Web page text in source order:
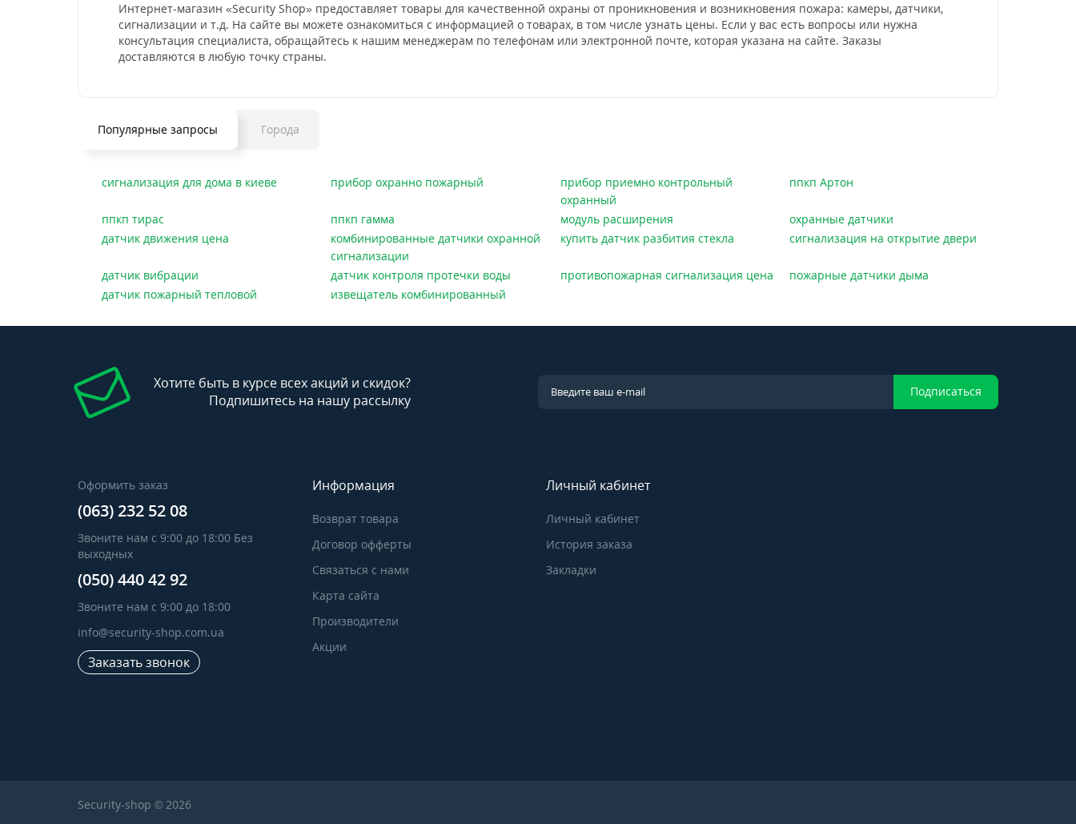
Интернет-магазин «Security Shop» предоставляет товары для качественной охраны от проникновения и возникновения пожара: камеры, датчики,
сигнализации и т.д. На сайте вы можете ознакомиться с информацией о товарах, в том числе узнать цены. Если у вас есть вопросы или нужна
консультация специалиста, обращайтесь к нашим менеджерам по телефонам или электронной почте, которая указана на сайте. Заказы
доставляются в любую точку страны.
Популярные запросы Города
сигнализация для дома в киеве прибор охранно пожарный
прибор приемно контрольный
охранный
ппкп Артон
ппкп тирас ппкп гамма модуль расширения
охранные датчики
датчик движения цена
комбинированные датчики охранной
сигнализации
купить датчик разбития стекла сигнализация на открытие двери
датчик вибрации датчик контроля протечки воды противопожарная сигнализация цена
пожарные датчики дыма
датчик пожарный тепловой
извещатель комбинированный
Хотите быть в курсе всех акций и скидок?
Подпишитесь на нашу рассылку
Подписаться
Оформить заказ
(063) 232 52 08
Звоните нам с 9:00 до 18:00 Без
выходных
(050) 440 42 92
Звоните нам с 9:00 до 18:00
info@security-shop.com.ua
Заказать звонок
Информация
Возврат товара
Договор офферты
Связаться с нами
Карта сайта
Производители
Акции
Личный кабинет
Личный кабинет
История заказа
Закладки
Security-shop © 2026